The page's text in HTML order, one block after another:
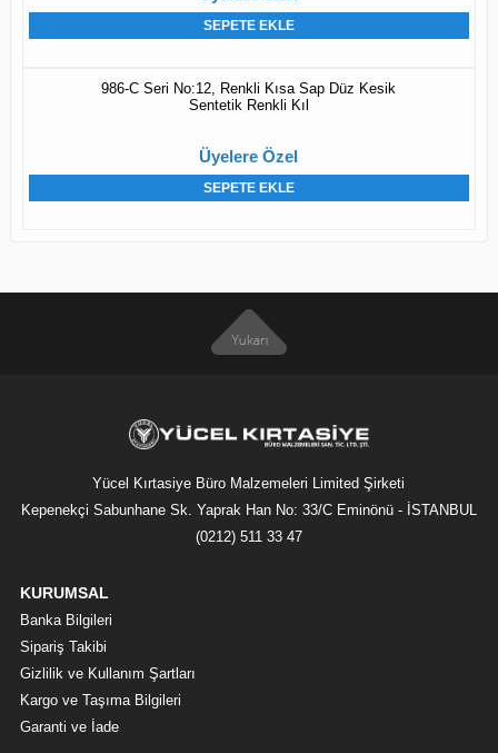
SEPETE EKLE
986-C Seri No:12, Renkli Kısa Sap Düz Kesik
Sentetik Renkli Kıl
Üyelere Özel
SEPETE EKLE
Yücel Kırtasiye Büro Malzemeleri Limited Şirketi
Kepenekçi Sabunhane Sk. Yaprak Han No: 33/C Eminönü - İSTANBUL
(0212) 511 33 47
KURUMSAL
Banka Bilgileri
Sipariş Takibi
Gizlilik ve Kullanım Şartları
Kargo ve Taşıma Bilgileri
Garanti ve İade